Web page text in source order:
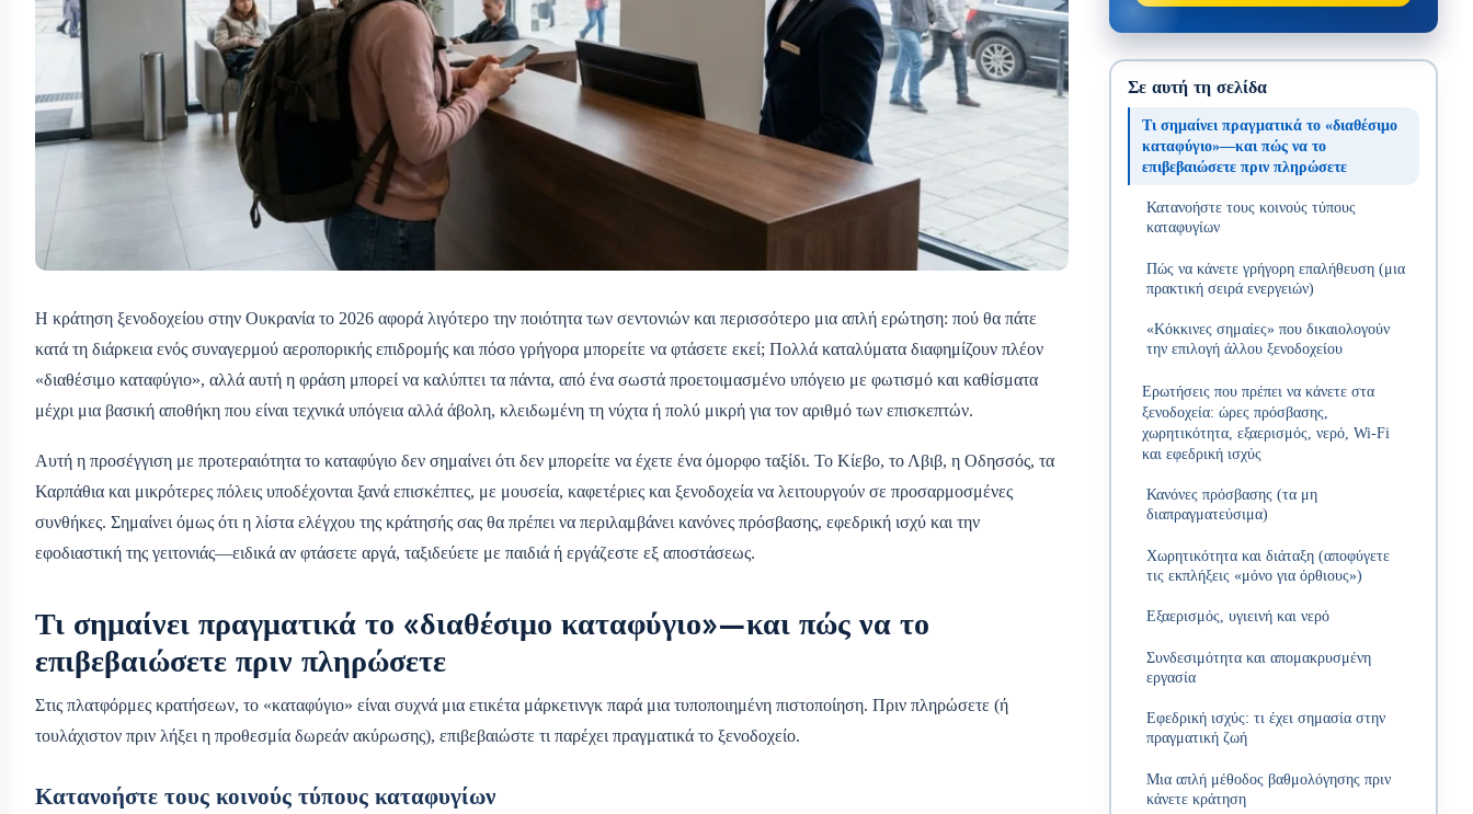
Η κράτηση ξενοδοχείου στην Ουκρανία το 2026 αφορά λιγότερο την ποιότητα των σεντονιών και περισσότερο μια απλή ερώτηση: πού θα πάτε
κατά τη διάρκεια ενός συναγερμού αεροπορικής επιδρομής και πόσο γρήγορα μπορείτε να φτάσετε εκεί; Πολλά καταλύματα διαφημίζουν πλέον
«διαθέσιμο καταφύγιο», αλλά αυτή η φράση μπορεί να καλύπτει τα πάντα, από ένα σωστά προετοιμασμένο υπόγειο με φωτισμό και καθίσματα
μέχρι μια βασική αποθήκη που είναι τεχνικά υπόγεια αλλά άβολη, κλειδωμένη τη νύχτα ή πολύ μικρή για τον αριθμό των επισκεπτών.
Αυτή η προσέγγιση με προτεραιότητα το καταφύγιο δεν σημαίνει ότι δεν μπορείτε να έχετε ένα όμορφο ταξίδι. Το Κίεβο, το Λβιβ, η Οδησσός, τα
Καρπάθια και μικρότερες πόλεις υποδέχονται ξανά επισκέπτες, με μουσεία, καφετέριες και ξενοδοχεία να λειτουργούν σε προσαρμοσμένες
συνθήκες. Σημαίνει όμως ότι η λίστα ελέγχου της κράτησής σας θα πρέπει να περιλαμβάνει κανόνες πρόσβασης, εφεδρική ισχύ και την
εφοδιαστική της γειτονιάς—ειδικά αν φτάσετε αργά, ταξιδεύετε με παιδιά ή εργάζεστε εξ αποστάσεως.
Τι σημαίνει πραγματικά το «διαθέσιμο καταφύγιο»—και πώς να το
επιβεβαιώσετε πριν πληρώσετε
Στις πλατφόρμες κρατήσεων, το «καταφύγιο» είναι συχνά μια ετικέτα μάρκετινγκ παρά μια τυποποιημένη πιστοποίηση. Πριν πληρώσετε (ή
τουλάχιστον πριν λήξει η προθεσμία δωρεάν ακύρωσης), επιβεβαιώστε τι παρέχει πραγματικά το ξενοδοχείο.
Κατανοήστε τους κοινούς τύπους καταφυγίων
Σε αυτή τη σελίδα
Τι σημαίνει πραγματικά το «διαθέσιμο
καταφύγιο»—και πώς να το
επιβεβαιώσετε πριν πληρώσετε
Κατανοήστε τους κοινούς τύπους
καταφυγίων
Πώς να κάνετε γρήγορη επαλήθευση (μια
πρακτική σειρά ενεργειών)
«Κόκκινες σημαίες» που δικαιολογούν
την επιλογή άλλου ξενοδοχείου
Ερωτήσεις που πρέπει να κάνετε στα
ξενοδοχεία: ώρες πρόσβασης,
χωρητικότητα, εξαερισμός, νερό, Wi‑Fi
και εφεδρική ισχύς
Κανόνες πρόσβασης (τα μη
διαπραγματεύσιμα)
Χωρητικότητα και διάταξη (αποφύγετε
τις εκπλήξεις «μόνο για όρθιους»)
Εξαερισμός, υγιεινή και νερό
Συνδεσιμότητα και απομακρυσμένη
εργασία
Εφεδρική ισχύς: τι έχει σημασία στην
πραγματική ζωή
Μια απλή μέθοδος βαθμολόγησης πριν
κάνετε κράτηση